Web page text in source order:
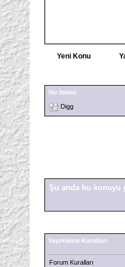
Yeni Konu
Yer İmleri
Digg
Şu anda bu konuyu
Yayınlama Kuralları
Forum Kuralları